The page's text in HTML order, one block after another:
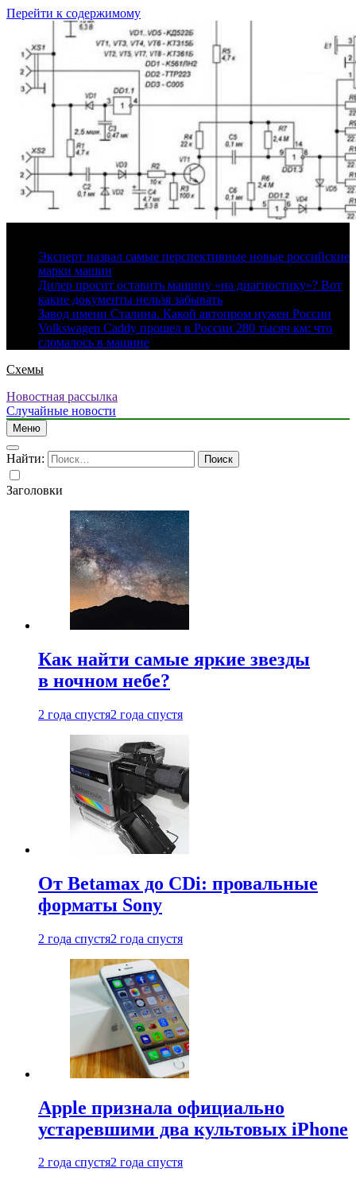
Перейти к содержимому
Эксперт назвал самые перспективные новые российские
марки машин
Дилер просит оставить машину «на диагностику»? Вот
какие документы нельзя забывать
Завод имени Сталина. Какой автопром нужен России
Volkswagen Caddy прошел в России 280 тысяч км: что
сломалось в машине
Схемы
Новостная рассылка
Случайные новости
Меню
Найти:
Заголовки
Как найти самые яркие звезды
в ночном небе?
2 года спустя2 года спустя
От Betamax до CDi: провальные
форматы Sony
2 года спустя2 года спустя
Apple признала официально
устаревшими два культовых iPhone
2 года спустя2 года спустя